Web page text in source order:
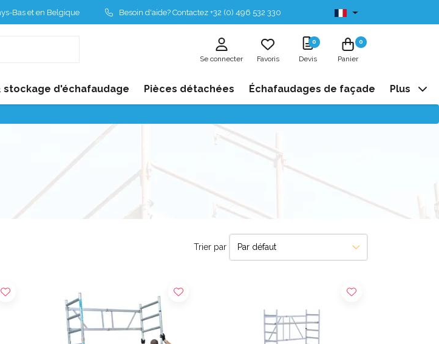
Bas et en Belgique Besoin d'aide? Contactez +32 (0) 496 532 330 Disponibles de stock
Se connecter Favoris
0
Devis
0
Panier
stockage d'échafaudage Pièces détachées Échafaudages de façade Plus
Trier par